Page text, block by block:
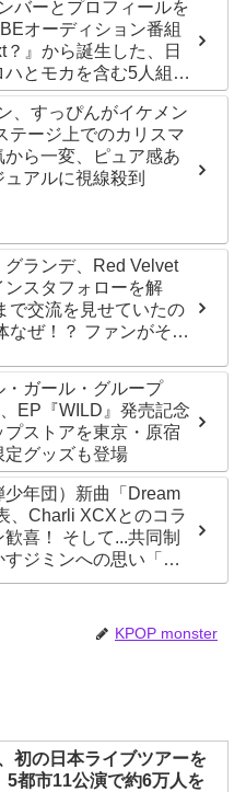
バーとプロフィールを
オーディション番組
？』から誕生した、日
ハとモカを含む5人組ガ
ープ！ デビュー曲
」がいきなりの大ヒッ
、すっぴんがイケメン
テージ上でのカリスマ
から一変、ピュア感あ
アルに視線殺到
グランデ、Red Velvet
ンスタフォローを解
で交流を見せていたの
なぜ！？ ファンがその
・ガール・グループ
EP『WILD』発売記念
プストアを東京・原宿
グッズも登場
少年団）新曲「Dream
、Charli XCXとのコラ
喜！ そして...共同制
すジミンへの思い「彼
て彼の絶望から生まれ
KPOP monster
初の日本ライブツアーを
都市11公演で約6万人を